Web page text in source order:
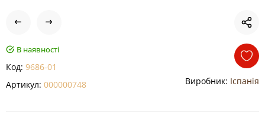
В наявності
Код: 9686-01
Артикул: 000000748 Виробник: Іспанія